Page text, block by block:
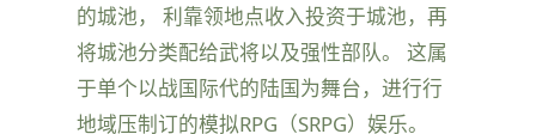
的城池， 利靠领地点收入投资于城池，再
将城池分类配给武将以及强性部队。 这属
于单个以战国际代的陆国为舞台，进行行
地域压制订的模拟RPG（SRPG）娱乐。